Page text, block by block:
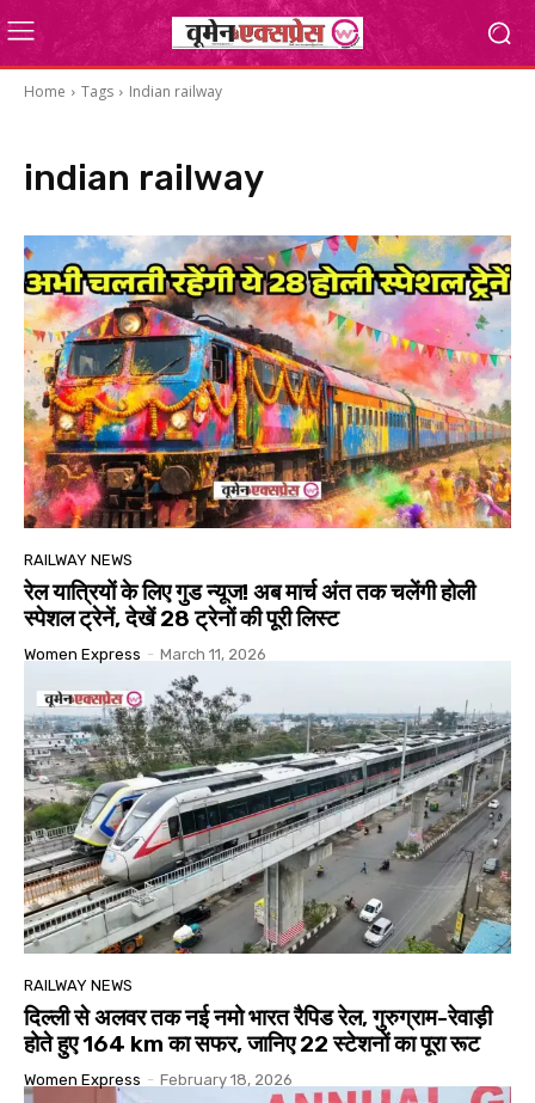
Home Tags Indian railway
indian railway
RAILWAY NEWS
रेल यात्रियों के लिए गुड न्यूज! अब मार्च अंत तक चलेंगी होली
स्पेशल ट्रेनें, देखें 28 ट्रेनों की पूरी लिस्ट
Women Express - March 11, 2026
RAILWAY NEWS
दिल्ली से अलवर तक नई नमो भारत रैपिड रेल, गुरुग्राम-रेवाड़ी
होते हुए 164 km का सफर, जानिए 22 स्टेशनों का पूरा रूट
Women Express - February 18, 2026